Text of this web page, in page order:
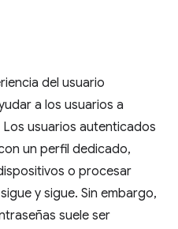
del usuario
a los usuarios a
usuarios autenticados
un perfil dedicado,
o procesar
y sigue. Sin embargo,
suele ser